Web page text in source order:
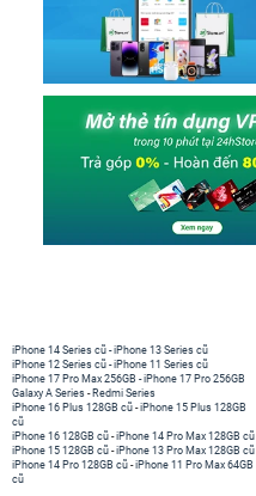
iPhone 14 Series cũ -iPhone 13 Series cũ
iPhone 12 Series cũ -iPhone 11 Series cũ
iPhone 17 Pro Max 256GB -iPhone 17 Pro 256GB
Galaxy A Series - Redmi Series
iPhone 16 Plus 128GB cũ -iPhone 15 Plus 128GB
cũ
iPhone 16 128GB cũ -iPhone 14 Pro Max 128GB cũ
iPhone 15 128GB cũ -iPhone 13 Pro Max 128GB cũ
iPhone 14 Pro 128GB cũ -iPhone 11 Pro Max 64GB
cũ